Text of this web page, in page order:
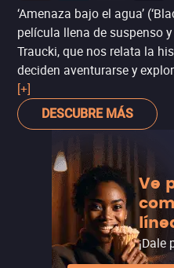
‘Amenaza bajo el agua’
película llena de suspenso
Traucki, que nos relata la
deciden aventurarse y
norte de Australia, lo cual
sus vidas. Se trata de una
predecesora ‘Agua
una historia basada en
tensión y sustos que te
con su mezcla de aguas
cocodrilos que elevan la
aparecer.
[+]
DESCUBRE MÁS
Ve
¡Dale